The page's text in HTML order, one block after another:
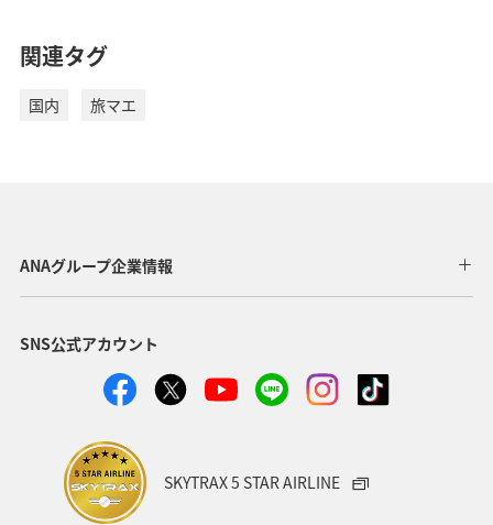
関連タグ
国内 旅マエ
ANAグループ企業情報
SNS公式アカウント
SKYTRAX 5 STAR AIRLINE